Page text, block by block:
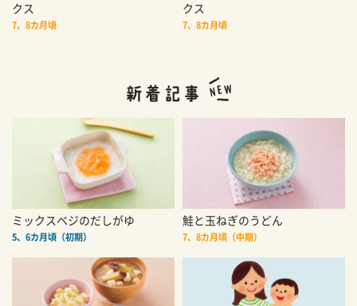
クス
7、8カ月頃
クス
7、8カ月頃
ミックスベジのだしがゆ
5、6カ月頃（初期）
鮭と玉ねぎのうどん
7、8カ月頃（中期）